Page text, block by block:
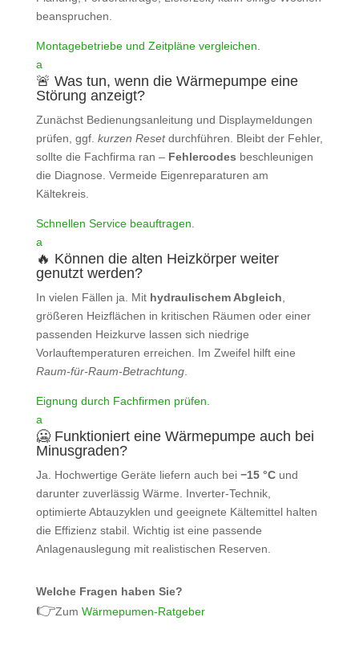
beanspruchen.
Montagebetriebe und Zeitpläne vergleichen.
a
🚨 Was tun, wenn die Wärmepumpe eine
Störung anzeigt?
Zunächst Bedienungsanleitung und Displaymeldungen
prüfen, ggf. kurzen Resetdurchführen. Bleibt der Fehler,
sollte die Fachfirma ran – Fehlercodes beschleunigen
die Diagnose. Vermeide Eigenreparaturen am
Kältekreis.
Schnellen Service beauftragen.
a
🔥 Können die alten Heizkörper weiter
genutzt werden?
In vielen Fällen ja. Mit hydraulischem Abgleich,
größeren Heizflächen in kritischen Räumen oder einer
passenden Heizkurve lassen sich niedrige
Vorlauftemperaturen erreichen. Im Zweifel hilft eine
Raum‑für‑Raum‑Betrachtung.
Eignung durch Fachfirmen prüfen.
a
🥶 Funktioniert eine Wärmepumpe auch bei
Minusgraden?
Ja. Hochwertige Geräte liefern auch bei −15 °Cund
darunter zuverlässig Wärme. Inverter‑Technik,
optimierte Abtauzyklen und geeignete Kältemittel halten
die Effizienz stabil. Wichtig ist eine passende
Anlagenauslegung mit realistischen Reserven.
Welche Fragen haben Sie?
👉Zum Wärmepumen-Ratgeber